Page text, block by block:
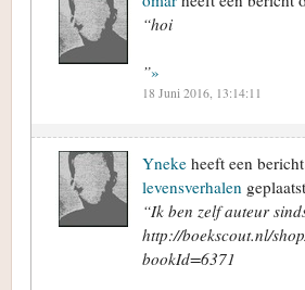
“hoi
”»
18 Juni 2016, 13:14:11
Yneke heeft een
levensverhalen
“Ik ben zelf auteur
http://boekscout.nl/
bookId=6371